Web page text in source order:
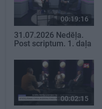
00:19:16
31.07.2026 Nedēļa.
Post scriptum. 1. daļa
00:02:15